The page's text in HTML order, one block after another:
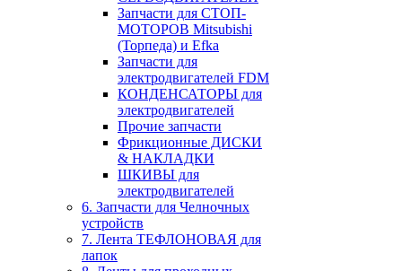
Запчасти для СТОП-
МОТОРОВ Mitsubishi
(Торпеда) и Efka
Запчасти для
электродвигателей FDM
КОНДЕНСАТОРЫ для
электродвигателей
Прочие запчасти
Фрикционные ДИСКИ
& НАКЛАДКИ
ШКИВЫ для
электродвигателей
6. Запчасти для Челночных
устройств
7. Лента ТЕФЛОНОВАЯ для
лапок